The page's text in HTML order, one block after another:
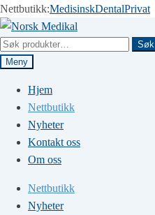
Nettbutikk:MedisinskDentalPrivat
Hopp
til
navigasjon
Hopp
til
innhold
Søk
etter:
Søk
Meny
Hjem
Nettbutikk
Nyheter
Kontakt oss
Om oss
Nettbutikk
Nyheter